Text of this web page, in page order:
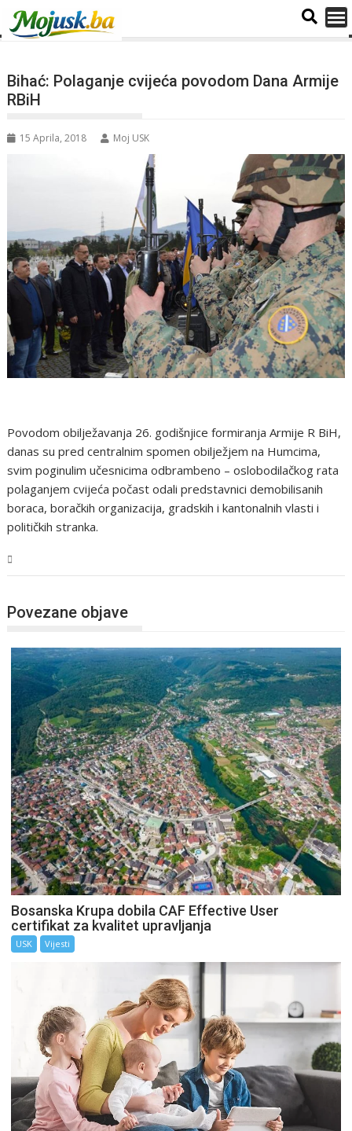
Bihać: Polaganje cvijeća povodom Dana Armije
RBiH
15 Aprila, 2018 Moj USK
Povodom obilježavanja 26. godišnjice formiranja Armije R BiH,
danas su pred centralnim spomen obilježjem na Humcima,
svim poginulim učesnicima odbrambeno – oslobodilačkog rata
polaganjem cvijeća počast odali predstavnici demobilisanih
boraca, boračkih organizacija, gradskih i kantonalnih vlasti i
političkih stranka.
Povezane objave
Bosanska Krupa dobila CAF Effective User
certifikat za kvalitet upravljanja
USK Vijesti